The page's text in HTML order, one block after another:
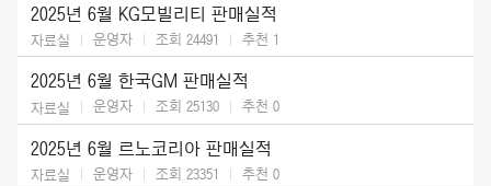
2025년 6월 KG모빌리티 판매실적
자료실 운영자 조회 24491 추천 1
2025년 6월 한국GM 판매실적
자료실 운영자 조회 25130 추천 0
2025년 6월 르노코리아 판매실적
자료실 운영자 조회 23351 추천 0